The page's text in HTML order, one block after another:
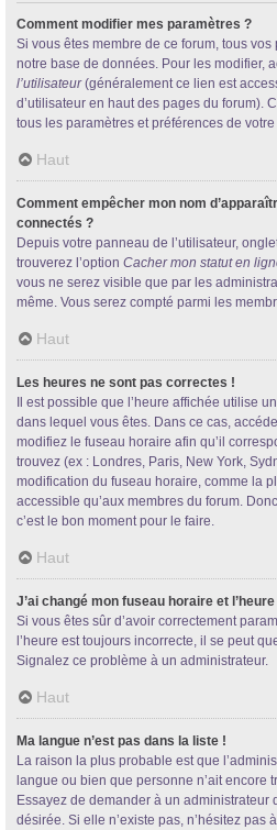
Comment modifier mes paramètres ?
Si vous êtes membre de ce forum, tous
notre base de données. Pour les modifier,
l’utilisateur(généralement ce lien est
d’utilisateur en haut des pages du forum).
tous les paramètres et préférences de
Haut
Comment empêcher mon nom
connectés ?
Depuis votre panneau de l’utilisateur,
trouverez l’option Cacher mon statut en
vous ne serez visible que par les
même. Vous serez compté parmi les
Haut
Les heures ne sont pas correctes !
Il est possible que l’heure affichée utilise
dans lequel vous êtes. Dans ce cas,
modifiez le fuseau horaire afin qu’il
trouvez (ex : Londres, Paris, New York,
modification du fuseau horaire, comme la
accessible qu’aux membres du forum.
c’est le bon moment pour le faire.
Haut
J’ai changé mon fuseau horaire et
Si vous êtes sûr d’avoir correctement
l’heure est toujours incorrecte, il se peut
Signalez ce problème à un administrateur.
Haut
Ma langue n’est pas dans la liste !
La raison la plus probable est que
langue ou bien que personne n’ait encore
Essayez de demander à un administrateur
désirée. Si elle n’existe pas, n’hésitez pas